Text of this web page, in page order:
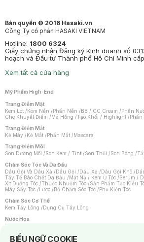
Bản quyền © 2016 Hasaki.vn
Công Ty cổ phần HASAKI VIETNAM
Hotline: 1800 6324
Giấy chứng nhận Đăng ký Kinh doanh số
hoạch và Đầu tư Thành phố Hồ Chí Minh
Xem tất cả cửa hàng
Mỹ Phẩm High-End
Trang Điểm Mặt
Kem Lót /Kem Nền /Phấn Nền /BB / CC Cream /Phấn
Che Khuyết Điểm /Má Hồng /Tạo Khối / Highlight /Phấn
Trang Điểm Mắt
Kẻ Mày /Kẻ Mắt /Phấn Mắt /Mascara
Trang Điểm Môi
Son Dưỡng Môi /Son Kem / Tint /Son Thỏi /Son Bóng /
Chăm Sóc Tóc Và Da Đầu
Dầu Gội Và Dầu Xả /Dầu Gội /Dầu Xả /Dầu Gội Khô /
Tẩy Tế Bào Chết Da Đầu /Mặt Nạ / Kem Ủ Tóc /Serum /
Xịt Dưỡng Tóc /Thuốc Nhuộm Tóc /Sản Phẩm Tạo Kiểu
Máy Sấy Tóc /Lược /Bộ Chăm Sóc Tóc /Phụ Kiện Tóc
Chăm Sóc Cơ Thể
Kem Tẩy Lông /Dụng Cụ Tẩy Lông
Nước Hoa
Nước Hoa Nữ
BIỂU NGỮ COOKIE
Notice about cookies usage